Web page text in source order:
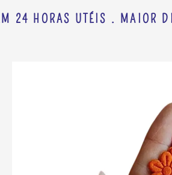
24 HORAS UTÉIS . MAIOR